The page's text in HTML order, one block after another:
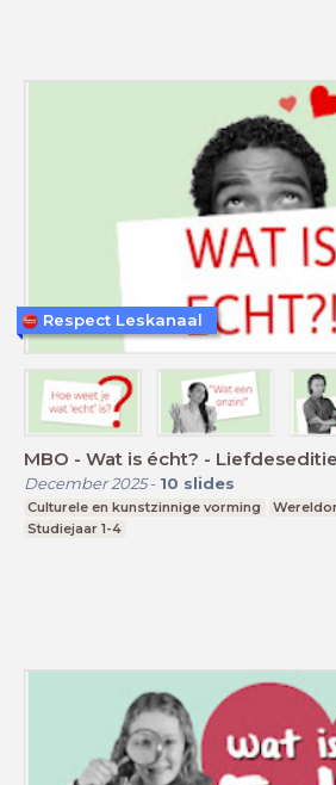
MBO - Wat is écht? - Liefdeseditie
December 2025- 10 slides
Culturele en kunstzinnige vorming
Studiejaar 1-4
Respect Leskanaal